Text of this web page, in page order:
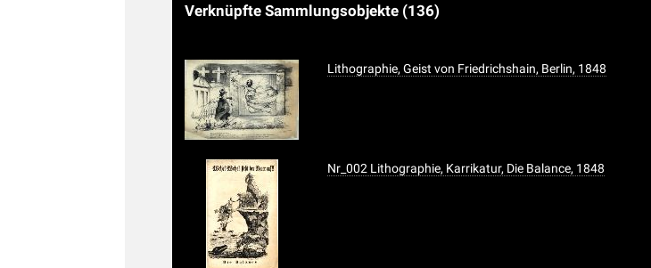
Verknüpfte Sammlungsobjekte (136)
Lithographie, Geist von Friedrichshain, Berlin, 1848
Nr_002 Lithographie, Karrikatur, Die Balance, 1848